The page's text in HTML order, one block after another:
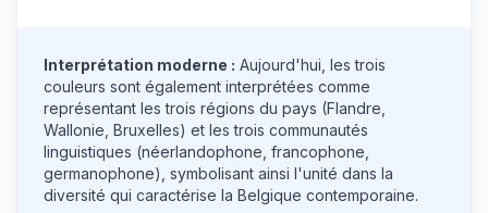
Interprétation moderne : Aujourd'hui, les trois
couleurs sont également interprétées comme
représentant les trois régions du pays (Flandre,
Wallonie, Bruxelles) et les trois communautés
linguistiques (néerlandophone, francophone,
germanophone), symbolisant ainsi l'unité dans la
diversité qui caractérise la Belgique contemporaine.